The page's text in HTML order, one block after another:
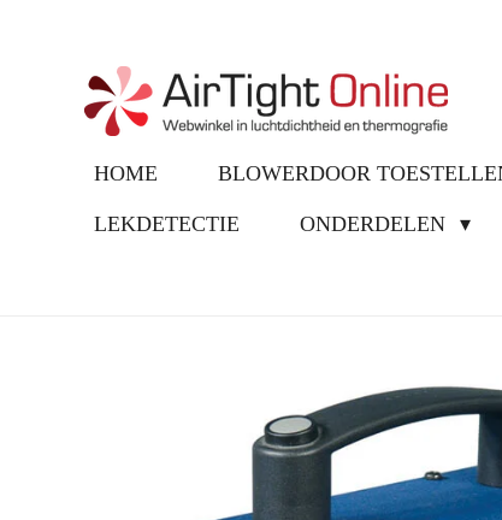
hoofdinhoud
HOME BLOWERDOOR
LEKDETECTIE ONDERDELEN